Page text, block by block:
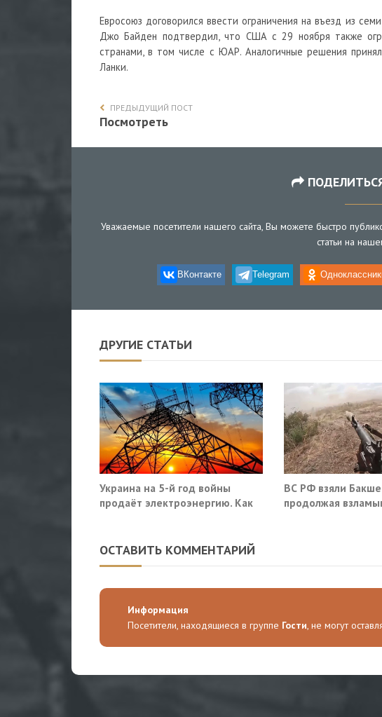
Евросоюз договорился ввести ограничения на въезд из
Джо Байден подтвердил, что США с 29 ноября также
странами, в том числе с ЮАР. Аналогичные решения
Ланки.
ПРЕДЫДУЩИЙ ПОСТ
Посмотреть
Уважаемые посетители нашего сайта, Вы можете быстро
статьи на
ВКонтакте Telegram
ДРУГИЕ СТАТЬИ
Украина на 5-й год войны
продаёт электроэнергию. Как
ВС РФ взяли
продолжая
ОСТАВИТЬ КОММЕНТАРИЙ
Информация
Посетители, находящиеся в группе Гости , не могут